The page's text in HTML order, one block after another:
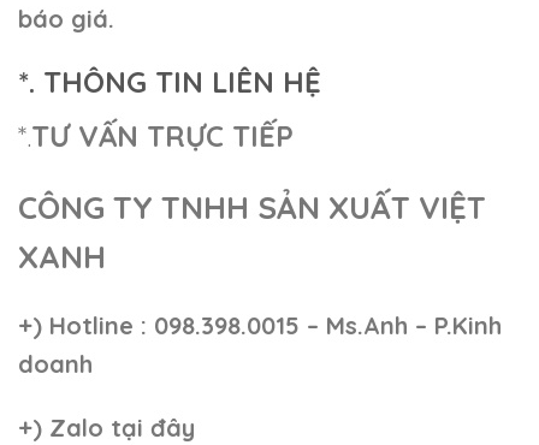
báo giá.
*. THÔNG TIN LIÊN HỆ
*.TƯ VẤN TRỰC TIẾP
CÔNG TY TNHH SẢN XUẤT VIỆT
XANH
+) Hotline : 098.398.0015 – Ms.Anh – P.Kinh
doanh
+) Zalo tại đây